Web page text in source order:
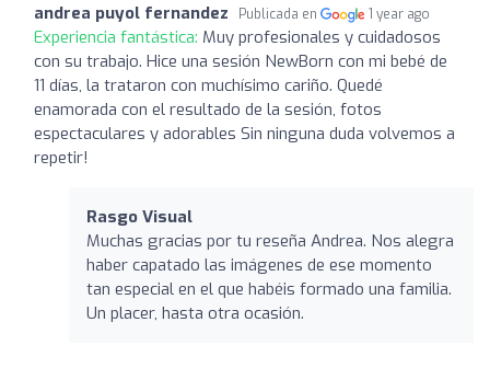
andrea puyol fernandez Publicada en 1 year ago
Experiencia fantástica: Muy profesionales y cuidadosos
con su trabajo. Hice una sesión NewBorn con mi bebé de
11 días, la trataron con muchísimo cariño. Quedé
enamorada con el resultado de la sesión, fotos
espectaculares y adorables Sin ninguna duda volvemos a
repetir!
Rasgo Visual
Muchas gracias por tu reseña Andrea. Nos alegra
haber capatado las imágenes de ese momento
tan especial en el que habéis formado una familia.
Un placer, hasta otra ocasión.